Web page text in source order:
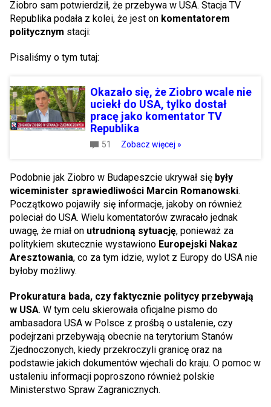
Ziobro sam potwierdził, że przebywa w USA. Stacja TV
Republika podała z kolei, że jest on komentatorem
politycznym stacji:
Pisaliśmy o tym tutaj:
Okazało się, że Ziobro wcale nie
uciekł do USA, tylko dostał
pracę jako komentator TV
Republika
51 Zobacz więcej »
Podobnie jak Ziobro w Budapeszcie ukrywał się były
wiceminister sprawiedliwości Marcin Romanowski.
Początkowo pojawiły się informacje, jakoby on również
poleciał do USA. Wielu komentatorów zwracało jednak
uwagę, że miał on utrudnioną sytuację, ponieważ za
politykiem skutecznie wystawiono Europejski Nakaz
Aresztowania, co za tym idzie, wylot z Europy do USA nie
byłoby możliwy.
Prokuratura bada, czy faktycznie politycy przebywają
w USA. W tym celu skierowała oficjalne pismo do
ambasadora USA w Polsce z prośbą o ustalenie, czy
podejrzani przebywają obecnie na terytorium Stanów
Zjednoczonych, kiedy przekroczyli granicę oraz na
podstawie jakich dokumentów wjechali do kraju. O pomoc w
ustaleniu informacji poproszono również polskie
Ministerstwo Spraw Zagranicznych.